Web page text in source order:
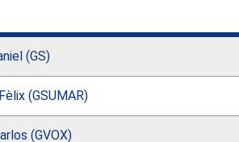
(GS)
(GSUMAR)
(GVOX)